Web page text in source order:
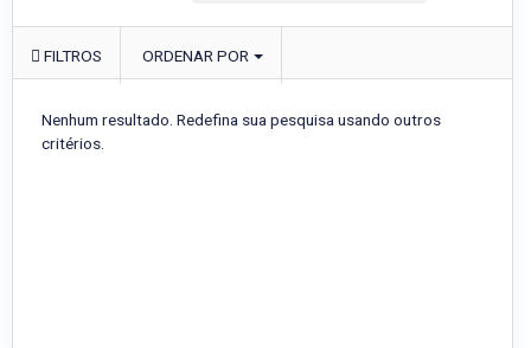
FILTROS ORDENAR POR
Nenhum resultado. Redefina sua pesquisa usando outros
critérios.